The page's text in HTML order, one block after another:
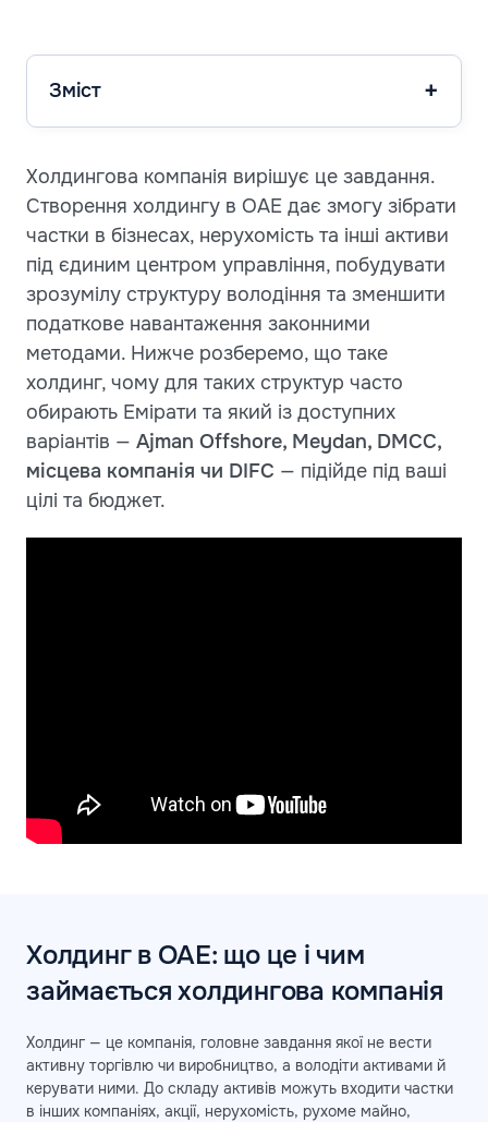
Зміст
Холдингова компанія вирішує це завдання.
Створення холдингу в ОАЕ дає змогу зібрати
частки в бізнесах, нерухомість та інші активи
під єдиним центром управління, побудувати
зрозумілу структуру володіння та зменшити
податкове навантаження законними
методами. Нижче розберемо, що таке
холдинг, чому для таких структур часто
обирають Емірати та який із доступних
варіантів — Ajman Offshore, Meydan, DMCC,
місцева компанія чи DIFC — підійде під ваші
цілі та бюджет.
Холдинг в ОАЕ: що це і чим
займається холдингова компанія
Холдинг — це компанія, головне завдання якої не вести
активну торгівлю чи виробництво, а володіти активами й
керувати ними. До складу активів можуть входити частки
в інших компаніях, акції, нерухомість, рухоме майно,